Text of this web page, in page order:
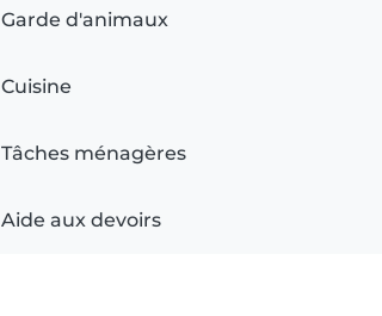
Garde d'animaux
Cuisine
Tâches ménagères
Aide aux devoirs